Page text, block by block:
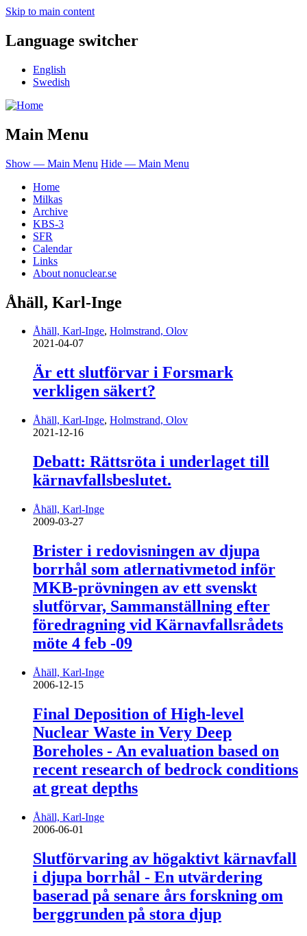
Skip to main content
Language switcher
English
Swedish
Main Menu
Show — Main Menu Hide — Main Menu
Home
Milkas
Archive
KBS-3
SFR
Calendar
Links
About nonuclear.se
Åhäll, Karl-Inge
Åhäll, Karl-Inge, Holmstrand, Olov
2021-04-07
Är ett slutförvar i Forsmark
verkligen säkert?
Åhäll, Karl-Inge, Holmstrand, Olov
2021-12-16
Debatt: Rättsröta i underlaget till
kärnavfallsbeslutet.
Åhäll, Karl-Inge
2009-03-27
Brister i redovisningen av djupa
borrhål som atlernativmetod inför
MKB-prövningen av ett svenskt
slutförvar, Sammanställning efter
föredragning vid Kärnavfallsrådets
möte 4 feb -09
Åhäll, Karl-Inge
2006-12-15
Final Deposition of High-level
Nuclear Waste in Very Deep
Boreholes - An evaluation based on
recent research of bedrock conditions
at great depths
Åhäll, Karl-Inge
2006-06-01
Slutförvaring av högaktivt kärnavfall
i djupa borrhål - En utvärdering
baserad på senare års forskning om
berggrunden på stora djup